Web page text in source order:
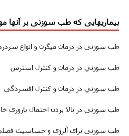
بیماریهایی که طب سوزنی بر آنها
طب سوزنى در درمان میگرن و انواع
طب سوزني در درمان و کنترل استرس
طب سوزني در درمان و کنترل افسردگی
طب سوزنى در بالا بردن احتمال باروری
طب سوزنی برای آلرژی و حساسیت